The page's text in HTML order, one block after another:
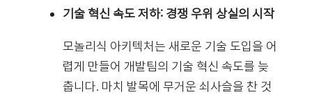
기술 혁신 속도 저하: 경쟁 우위 상실의 시작
모놀리식 아키텍처는 새로운 기술 도입을 어
렵게 만들어 개발팀의 기술 혁신 속도를 늦
춥니다. 마치 발목에 무거운 쇠사슬을 찬 것